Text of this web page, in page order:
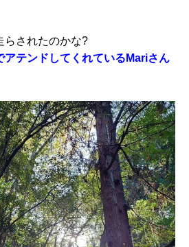
らされたのかな?
アテンドしてくれているMariさん